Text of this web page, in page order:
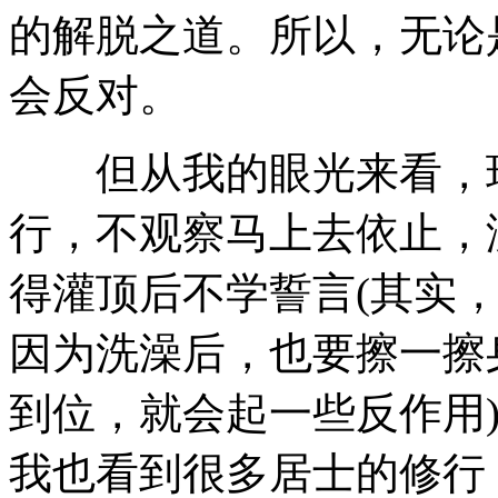
的解脱之道。所以，无
会反对。
但从我的眼光来看，
行，不观察马上去依止
得灌顶后不学誓言(其实
因为洗澡后，也要擦一
到位，就会起一些反作
我也看到很多居士的修